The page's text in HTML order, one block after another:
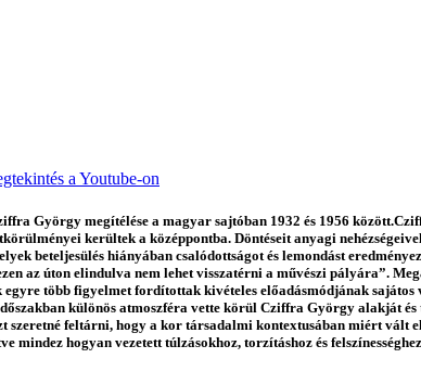
a Youtube-on
György megítélése a magyar sajtóban 1932 és 1956
kerültek a középpontba. Döntéseit anyagi
beteljesülés hiányában csalódottságot és lemondást
az úton elindulva nem lehet visszatérni a művészi pályára”.
több figyelmet fordítottak kivételes előadásmódjának
különös atmoszféra vette körül Cziffra György alakját
feltárni, hogy a kor társadalmi kontextusában miért vált
mindez hogyan vezetett túlzásokhoz, torzításhoz és